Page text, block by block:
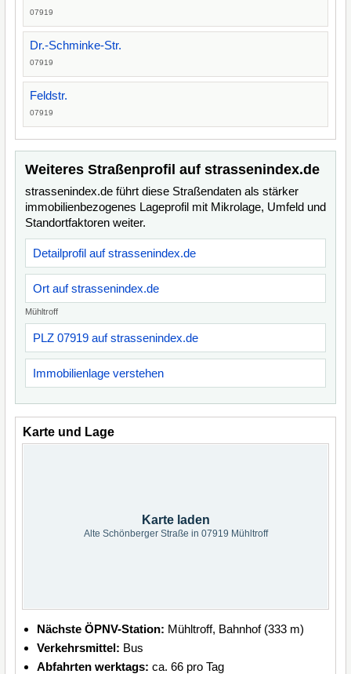
07919
Dr.-Schminke-Str.
07919
Feldstr.
07919
Weiteres Straßenprofil auf strassenindex.de
strassenindex.de führt diese Straßendaten als stärker
immobilienbezogenes Lageprofil mit Mikrolage, Umfeld und
Standortfaktoren weiter.
Detailprofil auf strassenindex.de
Ort auf strassenindex.de
Mühltroff
PLZ 07919 auf strassenindex.de
Immobilienlage verstehen
Karte und Lage
Karte laden
Alte Schönberger Straße in 07919 Mühltroff
Nächste ÖPNV-Station: Mühltroff, Bahnhof (333 m)
Verkehrsmittel: Bus
Abfahrten werktags: ca. 66 pro Tag